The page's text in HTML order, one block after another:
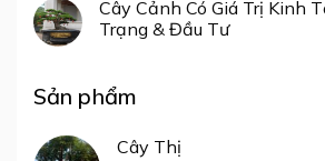
Cây Cảnh Có Giá Trị Kinh
Trạng & Đầu Tư
Sản phẩm
Cây Thị